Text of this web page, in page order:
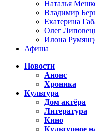
Наталья
Владимир
Екатерина
Олег
Илона
Афиша
Новости
Анонс
Хроника
Культура
Дом актёра
Литература
Кино